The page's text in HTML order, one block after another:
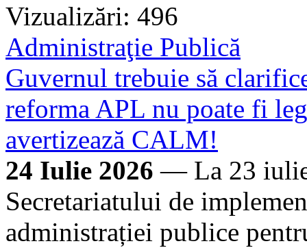
Vizualizări: 496
Administraţie Publică
Guvernul trebuie să
reforma APL nu poate fi
avertizează CALM!
24 Iulie 2026 — La 23
Secretariatului de
administrației publice